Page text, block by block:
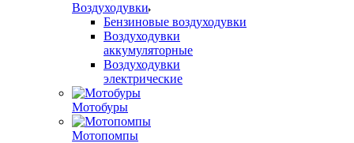
Воздуходувки
Бензиновые воздуходувки
Воздуходувки
аккумуляторные
Воздуходувки
электрические
Мотобуры
Мотопомпы